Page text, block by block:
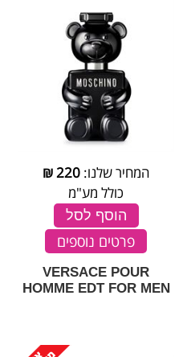
המחיר שלנו: 220
₪
כולל מע"מ
הוסף לסל
פרטים נוספים
VERSACE POUR
HOMME EDT FOR MEN